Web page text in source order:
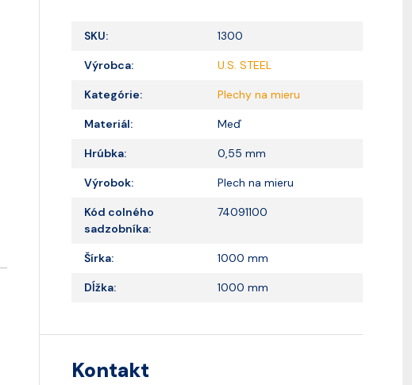
SKU: 1300
Výrobca: U.S. STEEL
Kategórie: Plechy na mieru
Materiál: Meď
Hrúbka: 0,55 mm
Výrobok: Plech na mieru
Kód colného
sadzobníka:
74091100
Šírka: 1000 mm
Dĺžka: 1000 mm
Kontakt